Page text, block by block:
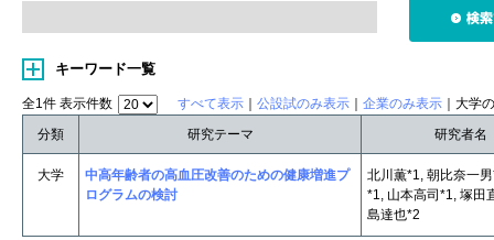
キーワード一覧
全1件 表示件数 すべて表示 公設試のみ表示 企業のみ表示 ｜大学
分類
研究テーマ 研究者名
大学
中高年齢者の高血圧改善のための健康増進プ
ログラムの検討
北川薫*1, 朝比奈一
*1, 山本高司*1, 塚田
島達也*2